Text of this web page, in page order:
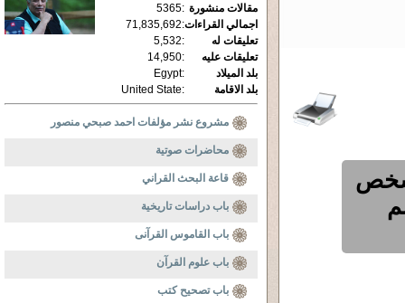
شخص
مقالات منشورة :
5365
اجمالي القراءات:
71,835,692
تعليقات له
:
5,532
تعليقات عليه
:
14,950
بلد الميلاد
:
Egypt
بلد الاقامة
:
United State
مشروع نشر مؤلفات احمد صبحي منصور
محاضرات صوتية
قاعة البحث القراني
باب دراسات تاريخية
باب القاموس القرآنى
باب علوم القرآن
باب تصحيح كتب